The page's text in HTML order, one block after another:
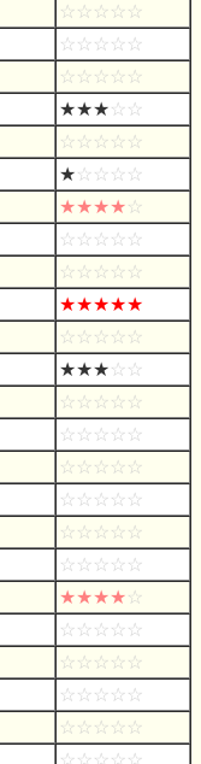
☆☆☆☆☆
☆☆☆☆☆
☆☆☆☆☆
★★★☆☆
☆☆☆☆☆
★☆☆☆☆
★★★★☆
☆☆☆☆☆
☆☆☆☆☆
★★★★★
☆☆☆☆☆
★★★☆☆
☆☆☆☆☆
☆☆☆☆☆
☆☆☆☆☆
☆☆☆☆☆
☆☆☆☆☆
☆☆☆☆☆
★★★★☆
☆☆☆☆☆
☆☆☆☆☆
☆☆☆☆☆
☆☆☆☆☆
☆☆☆☆☆